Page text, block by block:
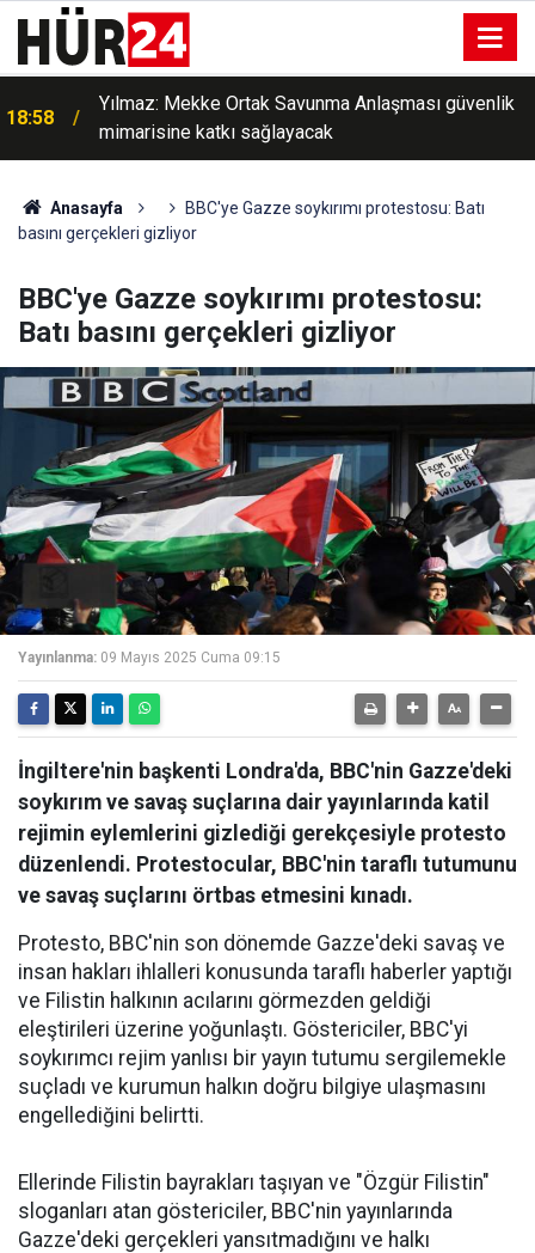
18:58
Yılmaz: Mekke Ortak Savunma Anlaşması güvenlik
mimarisine katkı sağlayacak
Anasayfa
BBC'ye Gazze soykırımı protestosu: Batı
basını gerçekleri gizliyor
BBC'ye Gazze soykırımı protestosu:
Batı basını gerçekleri gizliyor
Yayınlanma: 09 Mayıs 2025 Cuma 09:15
İngiltere'nin başkenti Londra'da, BBC'nin Gazze'deki
soykırım ve savaş suçlarına dair yayınlarında katil
rejimin eylemlerini gizlediği gerekçesiyle protesto
düzenlendi. Protestocular, BBC'nin taraflı tutumunu
ve savaş suçlarını örtbas etmesini kınadı.
Protesto, BBC'nin son dönemde Gazze'deki savaş ve
insan hakları ihlalleri konusunda taraflı haberler yaptığı
ve Filistin halkının acılarını görmezden geldiği
eleştirileri üzerine yoğunlaştı. Göstericiler, BBC'yi
soykırımcı rejim yanlısı bir yayın tutumu sergilemekle
suçladı ve kurumun halkın doğru bilgiye ulaşmasını
engellediğini belirtti.
Ellerinde Filistin bayrakları taşıyan ve "Özgür Filistin"
sloganları atan göstericiler, BBC'nin yayınlarında
Gazze'deki gerçekleri yansıtmadığını ve halkı